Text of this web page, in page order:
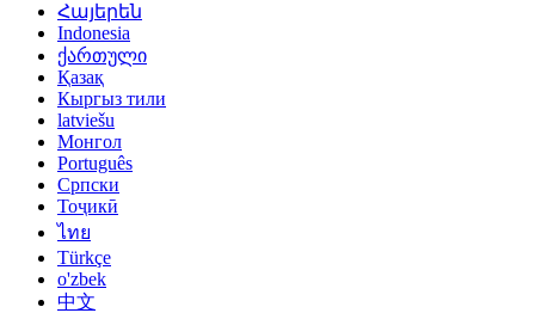
Հայերեն
Indonesia
ქართული
Қазақ
Кыргыз тили
latviešu
Монгол
Português
Српски
Тоҷикӣ
ไทย
Türkçe
o'zbek
中文